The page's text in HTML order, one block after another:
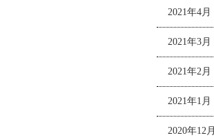
2021年4月
2021年3月
2021年2月
2021年1月
2020年12月